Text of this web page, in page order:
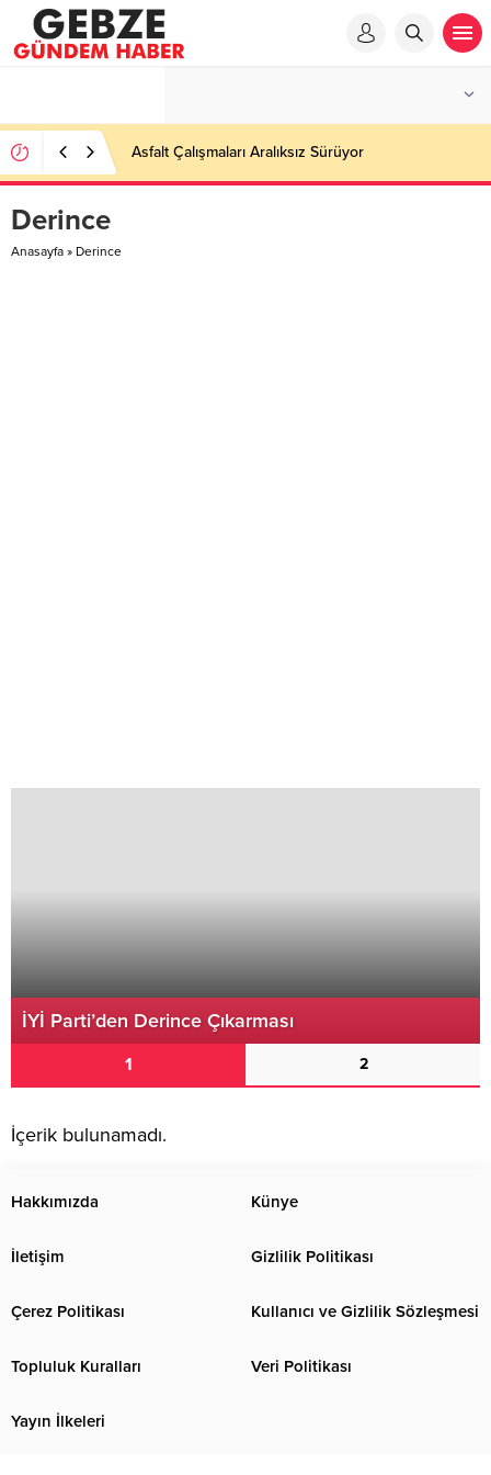
Asfalt Çalışmaları Aralıksız Sürüyor
Derince
Anasayfa » Derince
İYİ Parti’den Derince Çıkarması
1 2
İçerik bulunamadı.
Hakkımızda Künye
İletişim Gizlilik Politikası
Çerez Politikası Kullanıcı ve Gizlilik Sözleşmesi
Topluluk Kuralları Veri Politikası
Yayın İlkeleri